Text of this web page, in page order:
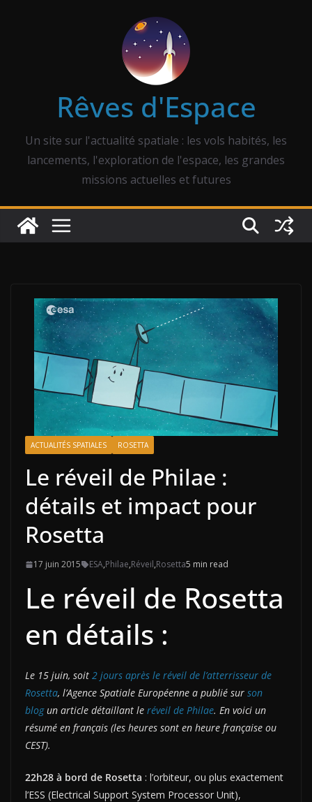
Rêves d'Espace
Un site sur l'actualité spatiale : les vols habités, les
lancements, l'exploration de l'espace, les grandes
missions actuelles et futures
ACTUALITÉS SPATIALES ROSETTA
Le réveil de Philae :
détails et impact pour
Rosetta
17 juin 2015 ESA,Philae,Réveil,Rosetta5 min read
Le réveil de Rosetta
en détails :
Le 15 juin, soit 2 jours après le réveil de l’atterrisseur de
Rosetta, l’Agence Spatiale Européenne a publié sur son
blogun article détaillant le réveil de Philae. En voici un
résumé en français (les heures sont en heure française ou
CEST).
22h28 à bord de Rosetta : l’orbiteur, ou plus exactement
l’ESS (Electrical Support System Processor Unit),